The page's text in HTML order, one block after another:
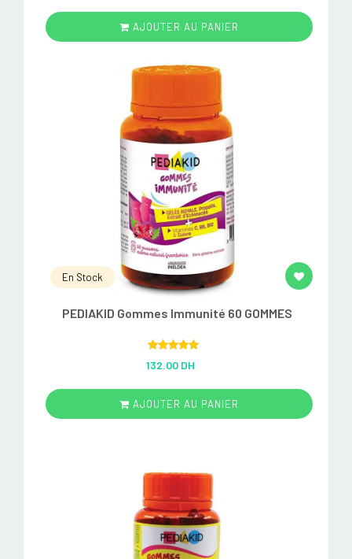
AJOUTER AU PANIER
En Stock
PEDIAKID Gommes Immunité 60 GOMMES
out of 5
132.00 DH
AJOUTER AU PANIER